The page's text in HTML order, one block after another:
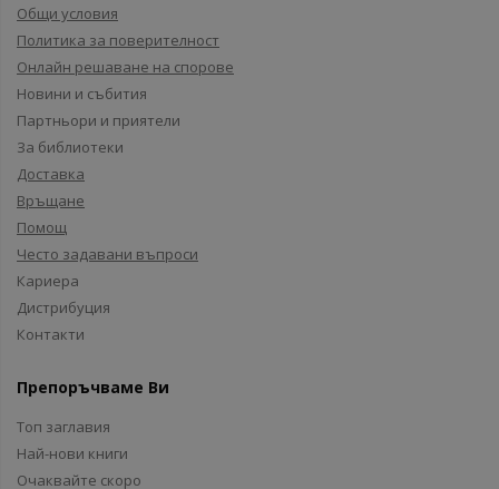
Общи условия
Политика за поверителност
Онлайн решаване на спорове
Новини и събития
Партньори и приятели
За библиотеки
Доставка
Връщане
Помощ
Често задавани въпроси
Кариера
Дистрибуция
Контакти
Препоръчваме Ви
Топ заглавия
Най-нови книги
Очаквайте скоро